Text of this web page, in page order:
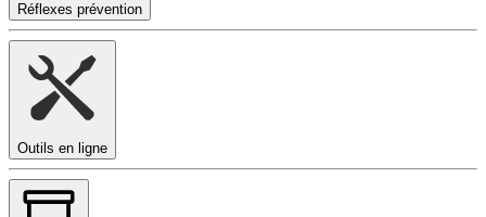
Réflexes prévention
Outils en ligne